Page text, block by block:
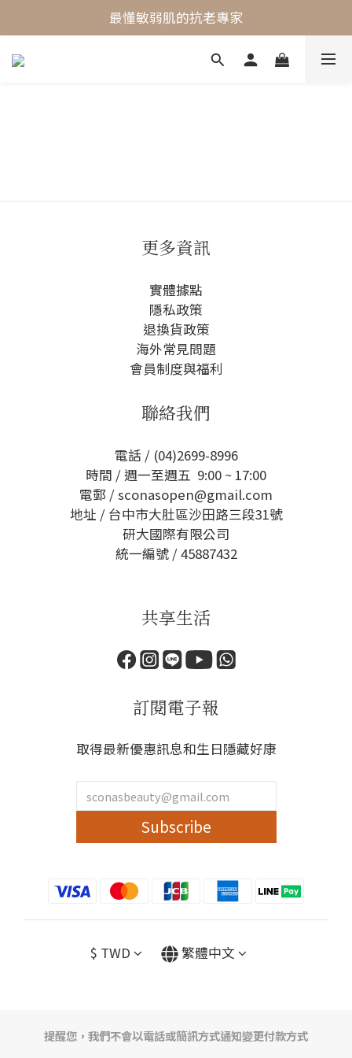
最懂敏弱肌的抗老專家
最懂敏弱肌的抗老專家
穩膚抗老保養首選
更多資訊
實體據點
隱私政策
退換貨政策
海外常見問題
會員制度與福利
聯絡我們
電話 / (04)2699-8996
時間 / 週一至週五 9:00 ~ 17:00
電郵 / sconasopen@gmail.com
地址 / 台中市大肚區沙田路三段31號
研大國際有限公司
統一編號 / 45887432
共享生活
訂閱電子報
取得最新優惠訊息和生日隱藏好康
Subscribe
$ TWD 繁體中文
提醒您，我們不會以電話或簡訊方式通知變更付款方式